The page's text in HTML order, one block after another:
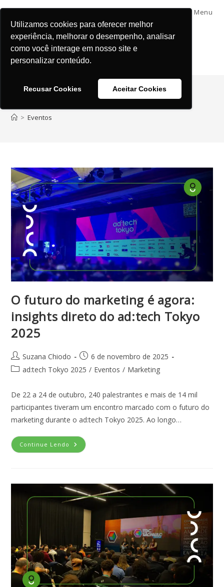
Utilizamos cookies para oferecer melhor
experiência, melhorar o desempenho, analisar
como você interage em nosso site e
personalizar conteúdo.
Recusar Cookies Aceitar Cookies
Menu
> Eventos
O futuro do marketing é agora:
insights direto do ad:tech Tokyo
2025
Suzana Chiodo
6 de novembro de 2025
ad:tech Tokyo 2025 / Eventos / Marketing
De 22 a 24 de outubro, 240 palestrantes e mais de 14 mil
participantes tiveram um encontro marcado com o futuro do
marketing durante o ad:tech Tokyo 2025. Ao longo…
Continue Lendo